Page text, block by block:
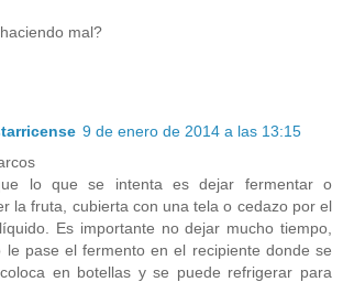
mal?
9 de enero de 2014 a las 13:15
lo que se intenta es dejar fermentar o
la fruta, cubierta con una tela o cedazo por el
Es importante no dejar mucho tiempo,
le pase el fermento en el recipiente donde se
en botellas y se puede refrigerar para